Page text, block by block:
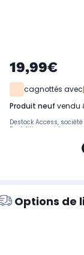
19,99€
cagnottés avec
produit neuf vendu
Destock Access,
Expédition rapide avec
Options de